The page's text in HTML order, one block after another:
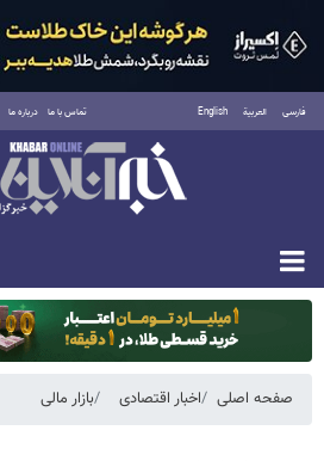
فارسی العربية English تماس با ما درباره ما
دوشنبه ۱۹ مرداد ۱۴۰۵
صفحه اصلی اخبار اقتصادی بازار مالی